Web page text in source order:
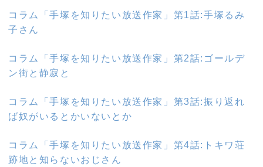
コラム「手塚を知りたい放送作家」第1話:手塚るみ
子さん
コラム「手塚を知りたい放送作家」第2話: ゴールデ
ン街と静寂と
コラム「手塚を知りたい放送作家」第3話:振り返れ
ば奴がいるとかいないとか
コラム「手塚を知りたい放送作家」第4話:トキワ荘
跡地と知らないおじさん